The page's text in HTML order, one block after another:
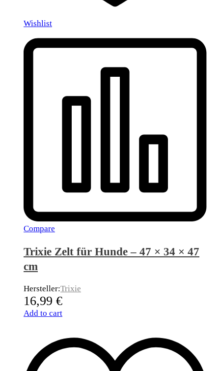
Wishlist
Compare
Trixie Zelt für Hunde – 47 × 34 × 47
cm
Hersteller:Trixie
16,99 €
Add to cart